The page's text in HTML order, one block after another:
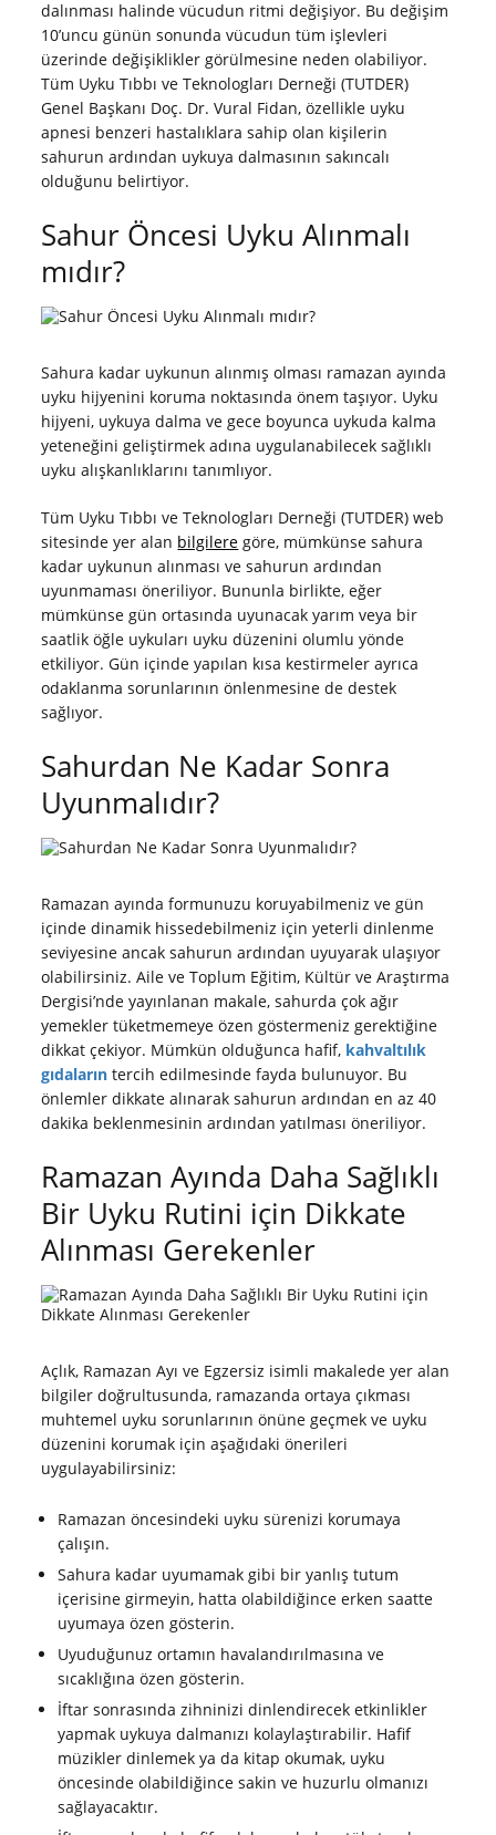
dalınması halinde vücudun ritmi değişiyor. Bu değişim
10’uncu günün sonunda vücudun tüm işlevleri
üzerinde değişiklikler görülmesine neden olabiliyor.
Tüm Uyku Tıbbı ve Teknologları Derneği (TUTDER)
Genel Başkanı Doç. Dr. Vural Fidan, özellikle uyku
apnesi benzeri hastalıklara sahip olan kişilerin
sahurun ardından uykuya dalmasının sakıncalı
olduğunu belirtiyor.
Sahur Öncesi Uyku Alınmalı
mıdır?
Sahura kadar uykunun alınmış olması ramazan ayında
uyku hijyenini koruma noktasında önem taşıyor. Uyku
hijyeni, uykuya dalma ve gece boyunca uykuda kalma
yeteneğini geliştirmek adına uygulanabilecek sağlıklı
uyku alışkanlıklarını tanımlıyor.
Tüm Uyku Tıbbı ve Teknologları Derneği (TUTDER) web
sitesinde yer alan bilgilere göre, mümkünse sahura
kadar uykunun alınması ve sahurun ardından
uyunmaması öneriliyor. Bununla birlikte, eğer
mümkünse gün ortasında uyunacak yarım veya bir
saatlik öğle uykuları uyku düzenini olumlu yönde
etkiliyor. Gün içinde yapılan kısa kestirmeler ayrıca
odaklanma sorunlarının önlenmesine de destek
sağlıyor.
Sahurdan Ne Kadar Sonra
Uyunmalıdır?
Ramazan ayında formunuzu koruyabilmeniz ve gün
içinde dinamik hissedebilmeniz için yeterli dinlenme
seviyesine ancak sahurun ardından uyuyarak ulaşıyor
olabilirsiniz. Aile ve Toplum Eğitim, Kültür ve Araştırma
Dergisi’nde yayınlanan makale, sahurda çok ağır
yemekler tüketmemeye özen göstermeniz gerektiğine
dikkat çekiyor. Mümkün olduğunca hafif, kahvaltılık
gıdaların tercih edilmesinde fayda bulunuyor. Bu
önlemler dikkate alınarak sahurun ardından en az 40
dakika beklenmesinin ardından yatılması öneriliyor.
Ramazan Ayında Daha Sağlıklı
Bir Uyku Rutini için Dikkate
Alınması Gerekenler
Açlık, Ramazan Ayı ve Egzersiz isimli makalede yer alan
bilgiler doğrultusunda, ramazanda ortaya çıkması
muhtemel uyku sorunlarının önüne geçmek ve uyku
düzenini korumak için aşağıdaki önerileri
uygulayabilirsiniz:
Ramazan öncesindeki uyku sürenizi korumaya
çalışın.
Sahura kadar uyumamak gibi bir yanlış tutum
içerisine girmeyin, hatta olabildiğince erken saatte
uyumaya özen gösterin.
Uyuduğunuz ortamın havalandırılmasına ve
sıcaklığına özen gösterin.
İftar sonrasında zihninizi dinlendirecek etkinlikler
yapmak uykuya dalmanızı kolaylaştırabilir. Hafif
müzikler dinlemek ya da kitap okumak, uyku
öncesinde olabildiğince sakin ve huzurlu olmanızı
sağlayacaktır.